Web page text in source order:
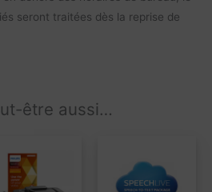
seront traitées dès la reprise de
être aussi…